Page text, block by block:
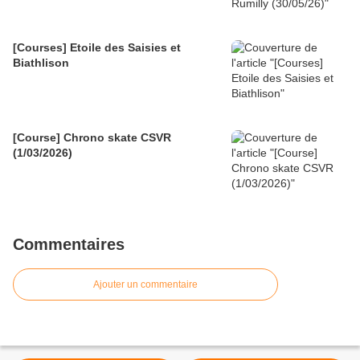
[Courses] Etoile des Saisies et
Biathlison
[Course] Chrono skate CSVR
(1/03/2026)
Commentaires
Ajouter un commentaire